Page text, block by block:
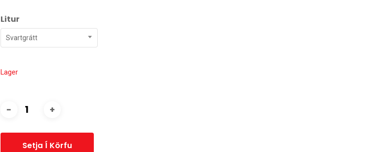
Litur
Svartgrátt
Lager
Setja Í Körfu